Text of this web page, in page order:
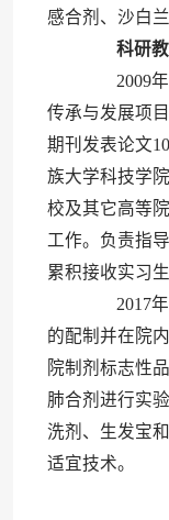
感合剂、沙白
科研
2009年
传承与发展项
期刊发表论文
族大学科技学
校及其它高等
工作。负责指
累积接收实习生
2017年
的配制并在院
院制剂标志性
肺合剂进行实
洗剂、生发宝
适宜技术。